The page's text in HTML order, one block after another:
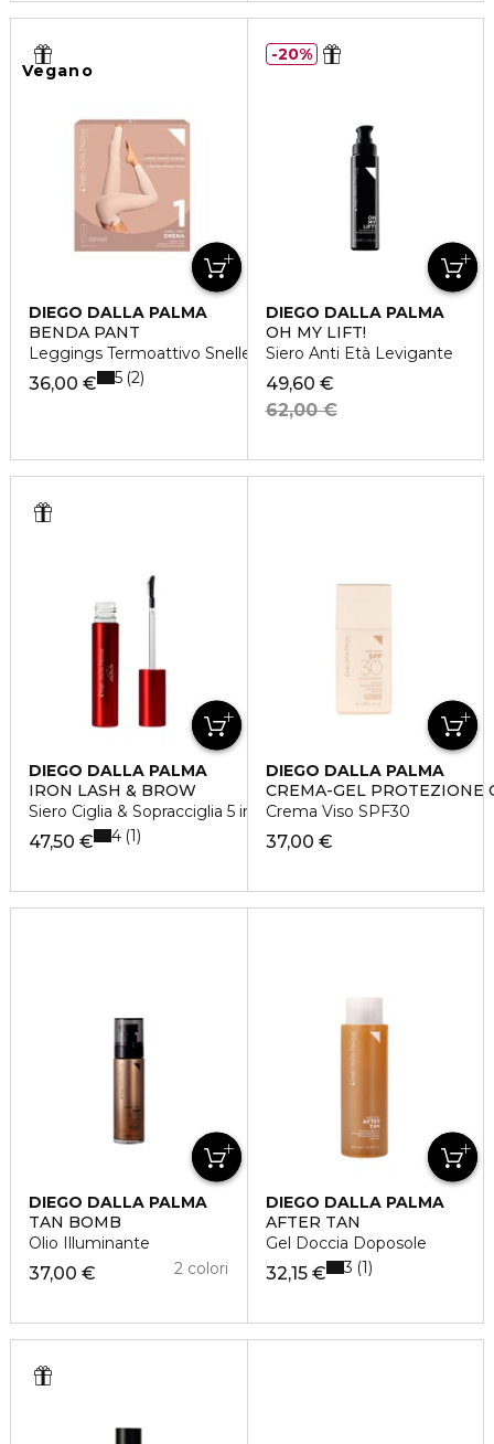
Vegano
DIEGO DALLA PALMA
BENDA PANT
Leggings Termoattivo Snellente
36,00 € 5 2
DIEGO DALLA PALMA
OH MY LIFT!
Siero Anti Età Levigante
49,60 €
62,00 €
20%
DIEGO DALLA PALMA
IRON LASH & BROW
Siero Ciglia & Sopracciglia 5 in 1
47,50 € 4 1
DIEGO DALLA PALMA
CREMA-GEL PROTEZIONE
Crema Viso SPF30
37,00 €
DIEGO DALLA PALMA
TAN BOMB
Olio Illuminante
37,00 € 2 colori
DIEGO DALLA PALMA
AFTER TAN
Gel Doccia Doposole
32,15 € 3 1